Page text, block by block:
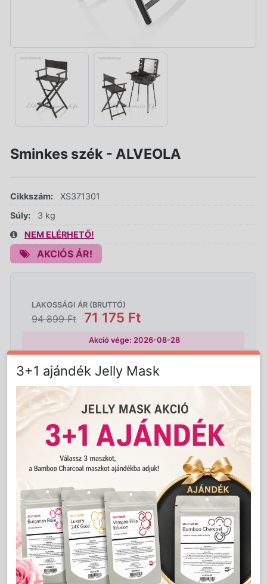
Sminkes szék - ALVEOLA
Cikkszám:
XS371301
Súly:
3 kg
NEM ELÉRHETŐ!
AKCIÓS ÁR!
LAKOSSÁGI ÁR (BRUTTÓ)
94 899 Ft 71 175 Ft
Akció vége: 2026-08-28
Jutalom: 1423 pont
Kedvencnek jelöl
Mennyiség:
Nem
vásárolható!
Részletes Leírás
3+1 ajándék Jelly Mask